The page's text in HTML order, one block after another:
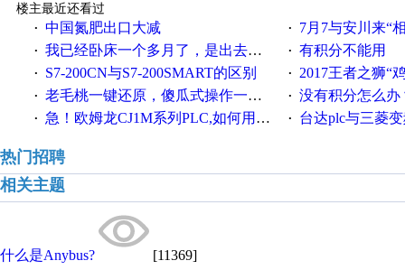
楼主最近还看过
· 中国氮肥出口大减 · 7月7与安川来“
· 我已经卧床一个多月了，是出去安装机械手在高速遭遇车祸所致:大家工作都要特别注意啊 · 有积分不能用
· S7-200CN与S7-200SMART的区别 · 2017王者之狮“鸡”情签到
· 老毛桃一键还原，傻瓜式操作一键轻松备份还原；程序为向导式安装，一键即可实现自动备份或还原系统。 · 没有积分怎么办
· 急！欧姆龙CJ1M系列PLC,如何用时间控制变频器。要求时间在组态王中可以自由输入！拜托各位大神了！ · 台达plc与三菱
热门招聘
相关主题
什么是Anybus? [11369]